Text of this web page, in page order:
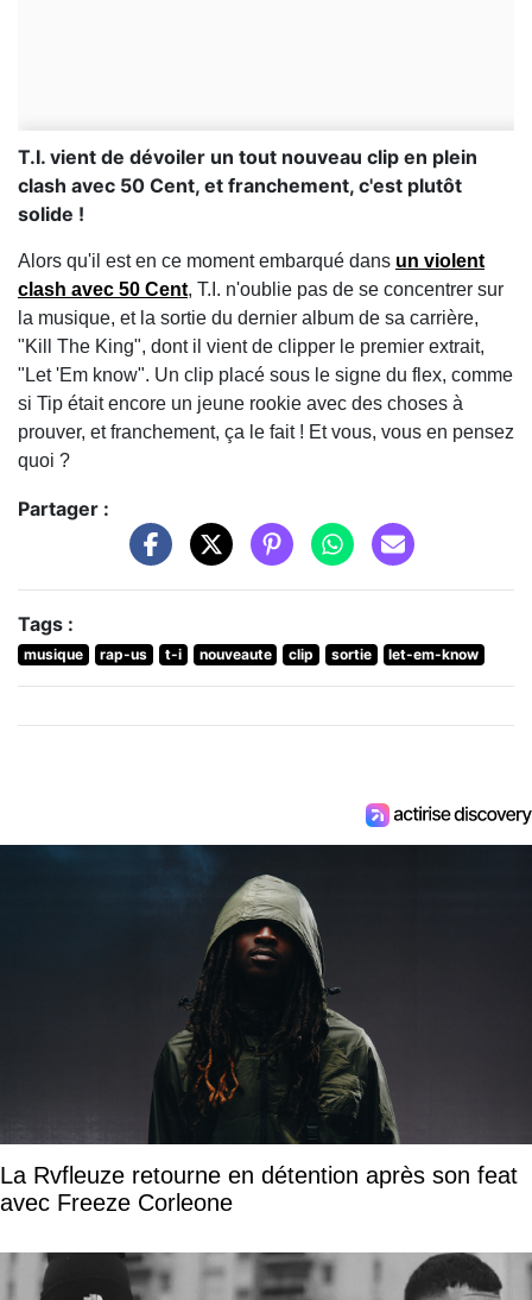
T.I. vient de dévoiler un tout nouveau clip en plein
clash avec 50 Cent, et franchement, c'est plutôt
solide !
Alors qu'il est en ce moment embarqué dans un violent
clash avec 50 Cent, T.I. n'oublie pas de se concentrer sur
la musique, et la sortie du dernier album de sa carrière,
"Kill The King", dont il vient de clipper le premier extrait,
"Let 'Em know". Un clip placé sous le signe du flex, comme
si Tip était encore un jeune rookie avec des choses à
prouver, et franchement, ça le fait ! Et vous, vous en pensez
quoi ?
Partager :
Tags :
musique rap-us t-i nouveaute clip sortie let-em-know
La Rvfleuze retourne en détention après son feat
avec Freeze Corleone